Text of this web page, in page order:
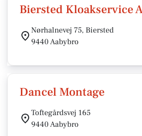
Biersted Kloakservice
Nørhalnevej 75, Biersted
9440 Aabybro
Dancel Montage
Toftegårdsvej 165
9440 Aabybro